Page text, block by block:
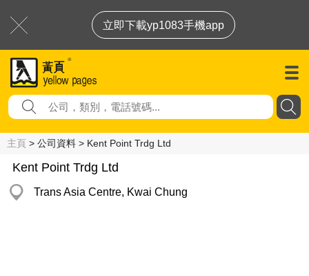
立即下載yp1083手機app
主頁 > 公司資料 > Kent Point Trdg Ltd
Kent Point Trdg Ltd
Trans Asia Centre, Kwai Chung